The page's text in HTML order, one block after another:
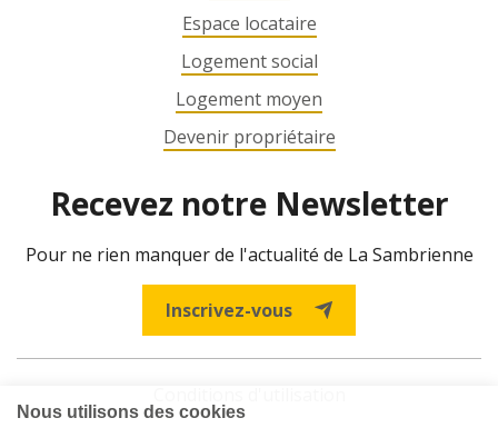
Espace locataire
Logement social
Logement moyen
Devenir propriétaire
Recevez notre Newsletter
Pour ne rien manquer de l'actualité de La Sambrienne
Inscrivez-vous